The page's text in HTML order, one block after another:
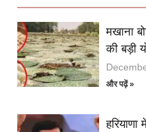
मखाना
की बड़ी
और पढ़ें »